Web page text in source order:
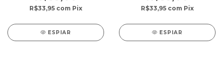
R$33,95 com Pix
ESPIAR
R$33,95 com Pix
ESPIAR